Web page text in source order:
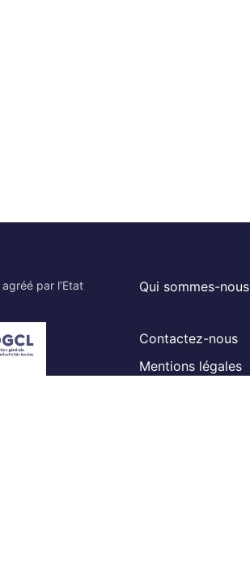
par l’Etat Qui sommes-nous
Contactez-nous
Mentions légales